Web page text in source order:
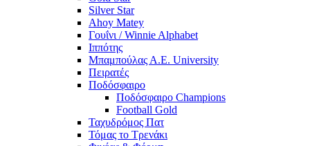
Silver Star
Ahoy Matey
Γουΐνι / Winnie Alphabet
Ιππότης
Μπαμπούλας Α.Ε. University
Πειρατές
Ποδόσφαιρο
Ποδόσφαιρο Champions
Football Gold
Ταχυδρόμος Πατ
Τόμας το Τρενάκι